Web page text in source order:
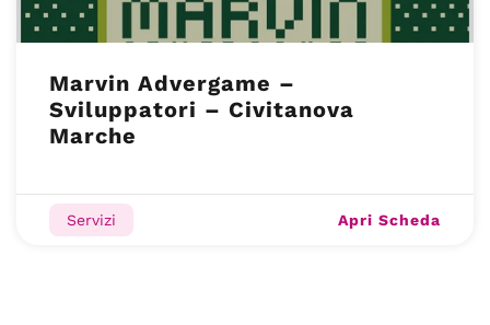
Marvin Advergame –
Sviluppatori – Civitanova
Marche
Servizi Apri Scheda